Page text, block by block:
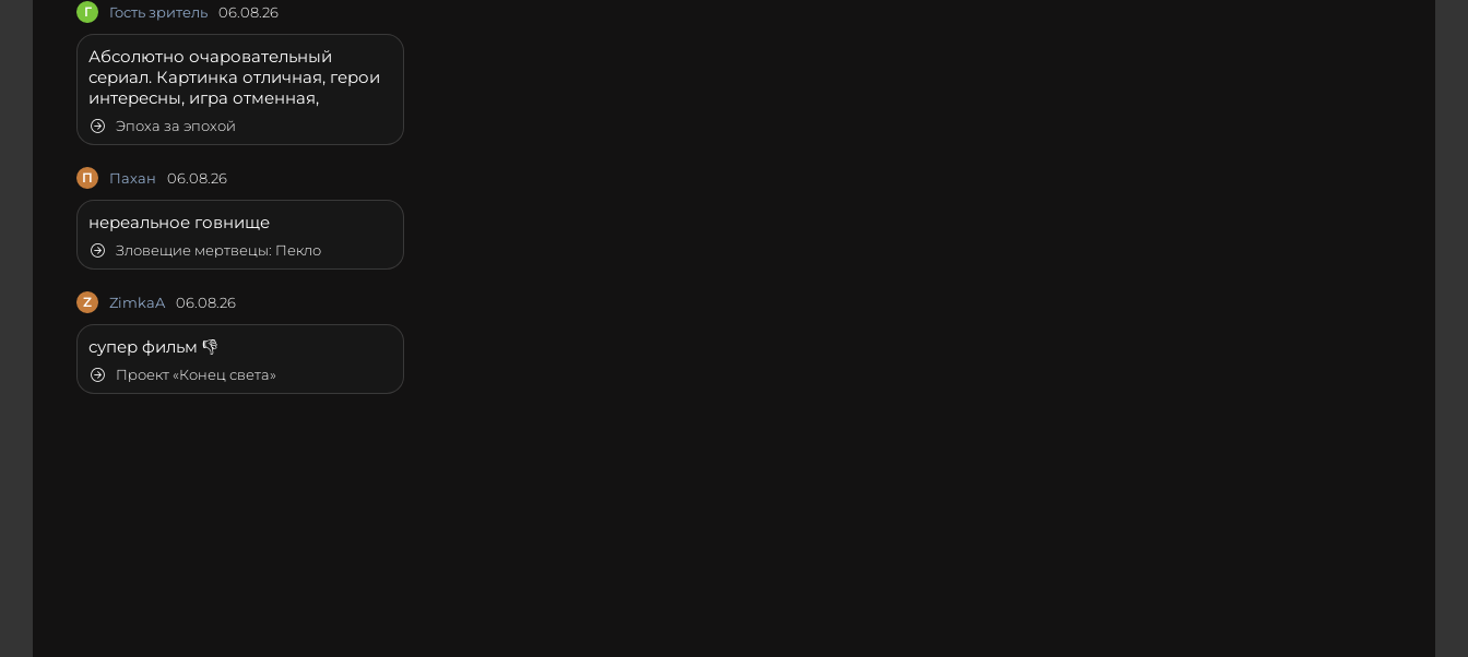
Г Гость зритель 06.08.26
Абсолютно очаровательный
сериал. Картинка отличная, герои
интересны, игра отменная,
Эпоха за эпохой
П Пахан 06.08.26
нереальное говнище
Зловещие мертвецы: Пекло
Z ZimkaA 06.08.26
супер фильм 👎
Проект «Конец света»